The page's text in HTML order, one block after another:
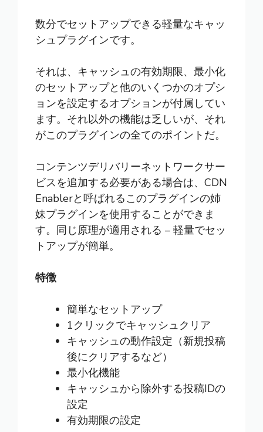
数分でセットアップできる軽量なキャッ
シュプラグインです。
それは、キャッシュの有効期限、最小化
のセットアップと他のいくつかのオプシ
ョンを設定するオプションが付属してい
ます。それ以外の機能は乏しいが、それ
がこのプラグインの全てのポイントだ。
コンテンツデリバリーネットワークサー
ビスを追加する必要がある場合は、 CDN
Enablerと呼ばれるこのプラグインの姉
妹プラグインを使用することができま
す。同じ原理が適用される – 軽量でセッ
トアップが簡単。
特徴
簡単なセットアップ
1クリックでキャッシュクリア
キャッシュの動作設定（新規投稿
後にクリアするなど）
最小化機能
キャッシュから除外する投稿IDの
設定
有効期限の設定